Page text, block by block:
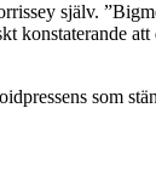
själv.
konstaterande
som